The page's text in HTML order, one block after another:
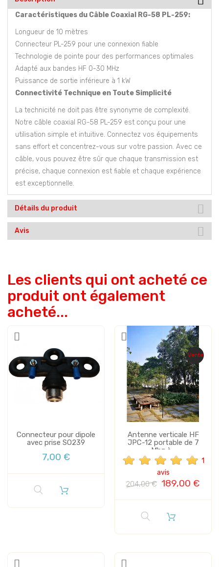
Caractéristiques du Câble Coaxial RG-58 PL-259:
Longueur de 10 mètres
Connecteur PL-259 pour une connexion fiable
Technologie de pointe pour des performances optimales
Adapté aux bandes HF 0-30 MHz
Puissance de sortie inférieure à 1 kW
Connectivité Technique en Toute Simplicité
La technicité ne doit pas être synonyme de complexité.
Notre câble coaxial RG-58 PL-259 est conçu pour une
utilisation simple et intuitive. Connectez vos équipements
sans effort et concentrez-vous sur votre passion. Avec ce
câble, vous pouvez être sûr que chaque transmission est
précise, chaque connexion est fiable et chaque expérience
est exceptionnelle.
Détails du produit
Avis
Les clients qui ont acheté ce
produit ont également
acheté...
Connecteur pour dipole
avec prise SO239
7,00 €
Vente
Antenne verticale HF
JPC-12 portable de 7
Mhz à...
1
avis
204,00 € 189,00 €